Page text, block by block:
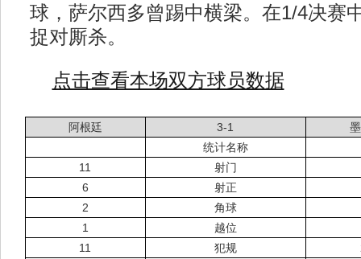
球，萨尔西多曾踢中横梁。在1/4决赛
捉对厮杀。
点击查看本场双方球员数据
阿根廷 3-1
统计名称
11
射门
6
射正
2
角球
1
越位
11
犯规